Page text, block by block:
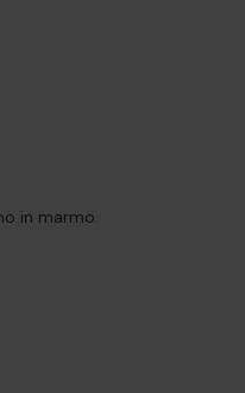
in marmo.